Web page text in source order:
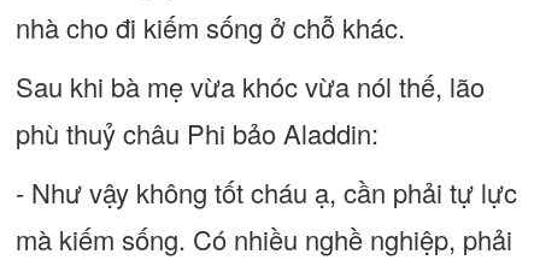
nhà cho đi kiếm sống ở chỗ khác.
Sau khi bà mẹ vừa khóc vừa nól thế, lão
phù thuỷ châu Phi bảo Aladdin:
- Như vậy không tốt cháu ạ, cần phải tự lực
mà kiếm sống. Có nhiều nghề nghiệp, phải